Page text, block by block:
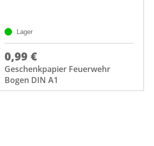
Lager
0,99 €
Geschenkpapier Feuerwehr
Bogen DIN A1